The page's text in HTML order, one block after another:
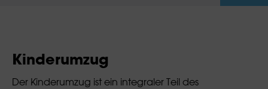
Kinderumzug
Der Kinderumzug ist ein integraler Teil des